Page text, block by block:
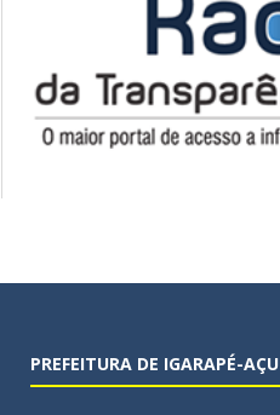
PREFEITURA DE IGARAPÉ-AÇU